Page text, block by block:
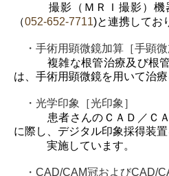
撮影（ＭＲＩ撮影）機
（052-652-7711)と連携してお
・手術用顕微鏡加算［手顕微
複雑な根管治療及び根管
は、手術用顕微鏡を用いて治
・光学印象［光印象］
患者さんのＣＡＤ／ＣＡ
に際し、デジタル印象採得装置
実施しています。
・CAD/CAM冠およびCAD/